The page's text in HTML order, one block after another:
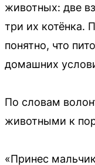
животных: две
три их котёнка.
понятно, что
домашних
По словам
животными к
«Принес